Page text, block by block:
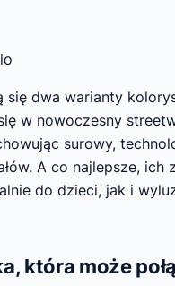
się dwa warianty
w nowoczesny
surowy,
A co najlepsze, ich
do dzieci, jak i
która może